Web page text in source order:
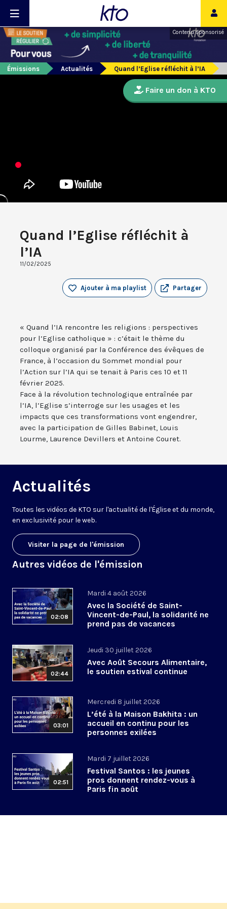
Contenu sponsorisé
Émissions Actualités Quand l’Eglise réfléchit à l’IA
Quand l’Eglise réfléchit à
l’IA
11/02/2025
Partager
Ajouter à ma playlist
« Quand l’IA rencontre les religions : perspectives
pour l’Eglise catholique » : c’était le thème du
colloque organisé par la Conférence des évêques de
France, à l’occasion du Sommet mondial pour
l’Action sur l’IA qui se tenait à Paris ces 10 et 11
février 2025.
Face à la révolution technologique entraînée par
l’IA, l’Eglise s’interroge sur les usages et les
impacts que ces transformations vont engendrer,
avec la participation de Gilles Babinet, Louis
Lourme, Laurence Devillers et Antoine Couret.
Actualités
Toutes les vidéos de KTO sur l'actualité de l'Église et du monde,
en exclusivité pour le web.
Visiter la page de l'émission
Autres vidéos de l'émission
02:08
Mardi 4 août 2026
Avec la Société de Saint-
Vincent-de-Paul, la solidarité ne
prend pas de vacances
02:44
Jeudi 30 juillet 2026
Avec Août Secours Alimentaire,
le soutien estival continue
03:01
Mercredi 8 juillet 2026
L’été à la Maison Bakhita : un
accueil en continu pour les
personnes exilées
02:51
Mardi 7 juillet 2026
Festival Santos : les jeunes
pros donnent rendez-vous à
Paris fin août
Faire un don à KTO